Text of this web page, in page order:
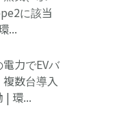
に該当
...
力でEVバ
数台導入
| 環...